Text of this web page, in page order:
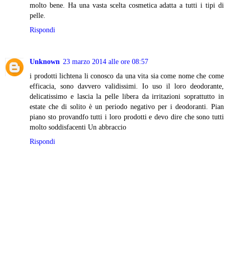
molto bene. Ha una vasta scelta cosmetica adatta a tutti i tipi di
pelle.
Rispondi
Unknown 23 marzo 2014 alle ore 08:57
i prodotti lichtena li conosco da una vita sia come nome che come
efficacia, sono davvero validissimi. Io uso il loro deodorante,
delicatissimo e lascia la pelle libera da irritazioni soprattutto in
estate che di solito è un periodo negativo per i deodoranti. Pian
piano sto provandfo tutti i loro prodotti e devo dire che sono tutti
molto soddisfacenti Un abbraccio
Rispondi